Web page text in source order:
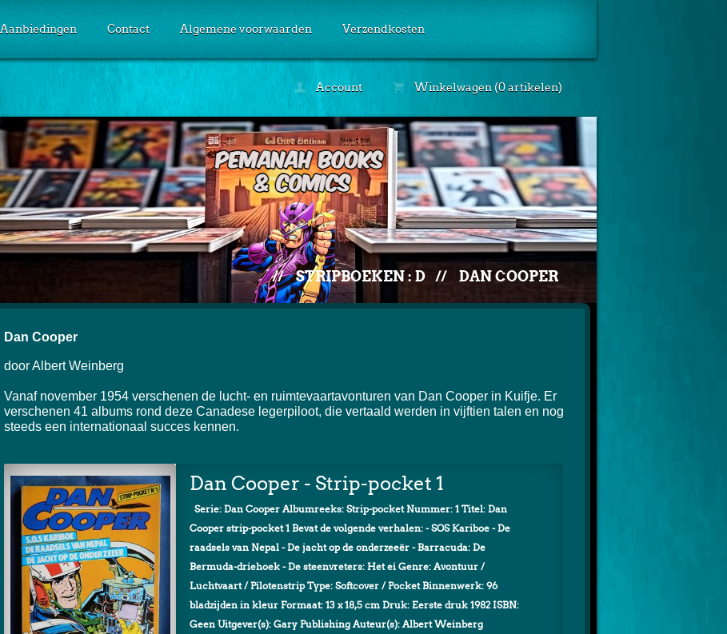
Aanbiedingen Contact Algemene voorwaarden Verzendkosten
Account Winkelwagen (0 artikelen)
// STRIPBOEKEN : D // DAN COOPER
Dan Cooper
door Albert Weinberg
Vanaf november 1954 verschenen de lucht- en ruimtevaartavonturen van Dan Cooper in Kuifje. Er
verschenen 41 albums rond deze Canadese legerpiloot, die vertaald werden in vijftien talen en nog
steeds een internationaal succes kennen.
Dan Cooper - Strip-pocket 1
Serie: Dan Cooper Albumreeks: Strip-pocket Nummer: 1 Titel: Dan
Cooper strip-pocket 1 Bevat de volgende verhalen: - SOS Kariboe - De
raadsels van Nepal - De jacht op de onderzeeër - Barracuda: De
Bermuda-driehoek - De steenvreters: Het ei Genre: Avontuur /
Luchtvaart / Pilotenstrip Type: Softcover / Pocket Binnenwerk: 96
bladzijden in kleur Formaat: 13 x 18,5 cm Druk: Eerste druk 1982 ISBN:
Geen Uitgever(s): Gary Publishing Auteur(s): Albert Weinberg